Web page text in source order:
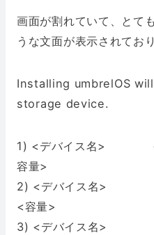
画面が割れていて、とて
うな文面が表示されてお
Installing umbrelOS
storage device.
1) <デバイス
容量>
2) <デバイス名>
<容量>
3) <デバイス名>